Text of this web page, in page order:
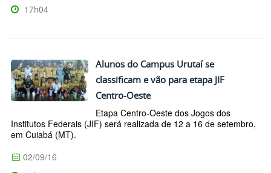
17h04
Alunos do Campus Urutaí se
classificam e vão para etapa JIF
Centro-Oeste
Etapa Centro-Oeste dos Jogos dos
Institutos Federais (JIF) será realizada de 12 a 16 de setembro,
em Cuiabá (MT).
02/09/16